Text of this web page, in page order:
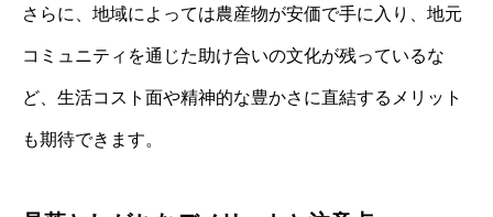
さらに、地域によっては農産物が安価で手に入り、地元
コミュニティを通じた助け合いの文化が残っているな
ど、生活コスト面や精神的な豊かさに直結するメリット
も期待できます。